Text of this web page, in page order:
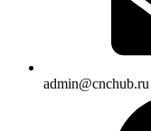
admin@cnchub.ru